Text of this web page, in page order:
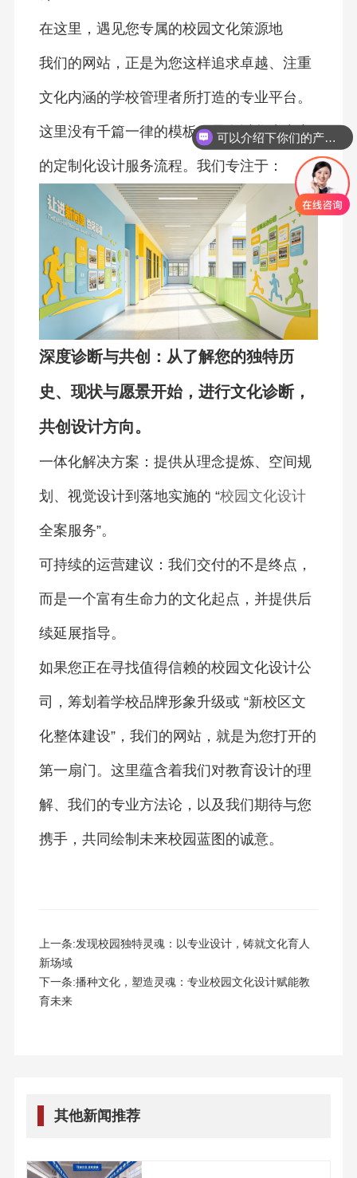
在这里，遇见您专属的校园文化策源地
我们的网站，正是为您这样追求卓越、注重
文化内涵的学校管理者所打造的专业平台。
这里没有千篇一律的模板，只有以您为中心
的定制化设计服务流程。我们专注于：
深度诊断与共创：从了解您的独特历
史、现状与愿景开始，进行文化诊断，
共创设计方向。
一体化解决方案：提供从理念提炼、空间规
划、视觉设计到落地实施的 “校园文化设计
全案服务”。
可持续的运营建议：我们交付的不是终点，
而是一个富有生命力的文化起点，并提供后
续延展指导。
如果您正在寻找值得信赖的校园文化设计公
司，筹划着学校品牌形象升级或 “新校区文
化整体建设”，我们的网站，就是为您打开的
第一扇门。这里蕴含着我们对教育设计的理
解、我们的专业方法论，以及我们期待与您
携手，共同绘制未来校园蓝图的诚意。
上一条:发现校园独特灵魂：以专业设计，铸就文化育人
新场域
下一条:播种文化，塑造灵魂：专业校园文化设计赋能教
育未来
其他新闻推荐
可以介绍下你们的产品么
你们是怎么收费的呢